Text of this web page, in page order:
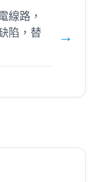
線路，
陷，替